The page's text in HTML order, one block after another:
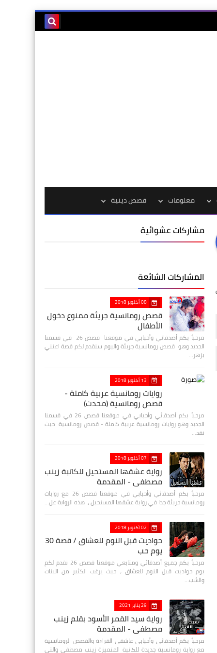
معلومات قصص دينية
مشاركات عشوائية
المشاركات الشائعة
08 أكتوبر 2018
قصص رومانسية جريئة ممنوع دخول
الأطفال
مرحباً بكم أصدقائي وأحبابي في موقعنا قصص 26 في قسمنا
الجديد وهو قصص رومانسية جريئة واليوم سنقدم لكم قصة اعتني
بزهر…
13 أكتوبر 2018
روايات رومانسية عربية كاملة -
قصص رومانسية (محدث)
مرحباً بكم أصدقائي وأحبابي في موقعنا قصص 26 في قسمنا
الجديد وهو روايات رومانسية عربية كاملة - قصص رومانسية حيث
نقد…
07 أكتوبر 2018
رواية عشقها المستحيل للكاتبة زينب
مصطفي - المقدمة
مرحباً بكم أصدقائي وأحبابي في موقعنا قصص 26 مع روايات
رومانسية جريئة جدا في رواية عشقها المستحيل ، هذه الرواية عل…
02 أكتوبر 2018
حواديت قبل النوم للعشاق / قصة 30
يوم حب
مرحباً بكم جميع أصدقائي ومتابعي موقعنا قصص 26 نقدم لكم
يوم حواديت قبل النوم للعشاق ، حيث يرغب الكثير من البنات
والشب…
29 يناير 2021
رواية سيد القمر الأسود بقلم زينب
مصطفي - المقدمة
مرحباً بكم أصدقائي وأحبابي عاشقي القراءة والقصص الرومانسية
مع رواية رومانسية جديدة للكاتبة المتميزة زينب مصطفى والتي